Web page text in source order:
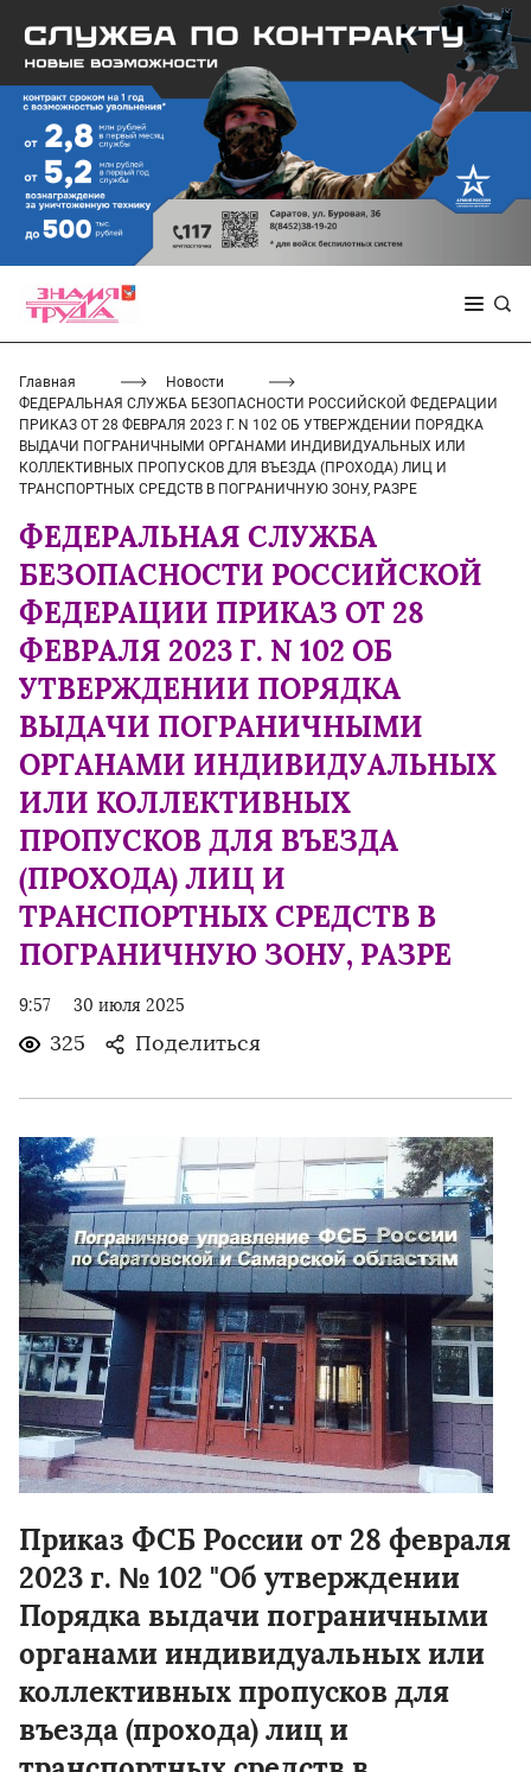
Главная
Новости
ФЕДЕРАЛЬНАЯ СЛУЖБА БЕЗОПАСНОСТИ РОССИЙСКОЙ ФЕДЕРАЦИИ
ПРИКАЗ ОТ 28 ФЕВРАЛЯ 2023 Г. N 102 ОБ УТВЕРЖДЕНИИ ПОРЯДКА
ВЫДАЧИ ПОГРАНИЧНЫМИ ОРГАНАМИ ИНДИВИДУАЛЬНЫХ ИЛИ
КОЛЛЕКТИВНЫХ ПРОПУСКОВ ДЛЯ ВЪЕЗДА (ПРОХОДА) ЛИЦ И
ТРАНСПОРТНЫХ СРЕДСТВ В ПОГРАНИЧНУЮ ЗОНУ, РАЗРЕ
ФЕДЕРАЛЬНАЯ СЛУЖБА
БЕЗОПАСНОСТИ РОССИЙСКОЙ
ФЕДЕРАЦИИ ПРИКАЗ ОТ 28
ФЕВРАЛЯ 2023 Г. N 102 ОБ
УТВЕРЖДЕНИИ ПОРЯДКА
ВЫДАЧИ ПОГРАНИЧНЫМИ
ОРГАНАМИ ИНДИВИДУАЛЬНЫХ
ИЛИ КОЛЛЕКТИВНЫХ
ПРОПУСКОВ ДЛЯ ВЪЕЗДА
(ПРОХОДА) ЛИЦ И
ТРАНСПОРТНЫХ СРЕДСТВ В
ПОГРАНИЧНУЮ ЗОНУ, РАЗРЕ
9:57 30 июля 2025
325 Поделиться
Приказ ФСБ России от 28 февраля
2023 г. № 102 "Об утверждении
Порядка выдачи пограничными
органами индивидуальных или
коллективных пропусков для
въезда (прохода) лиц и